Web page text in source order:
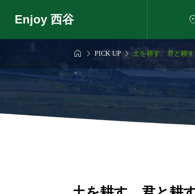
Enjoy 西谷
2026年8月9
自然の家で
きもだめし

  PICK UP  土を耕す、君と耕